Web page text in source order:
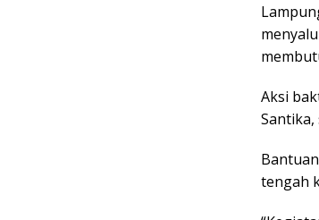
Aksi
tengah